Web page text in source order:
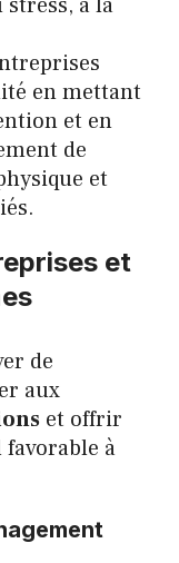
en mettant
et en
de
et
et
de
aux
et offrir
à